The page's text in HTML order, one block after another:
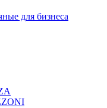
для бизнеса